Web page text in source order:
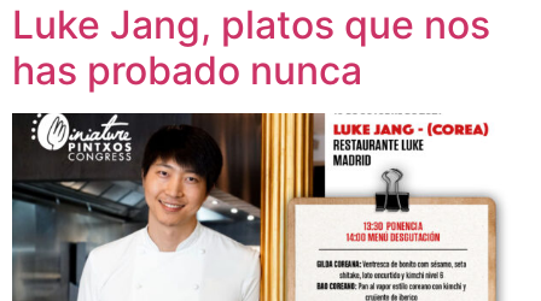
Luke Jang, platos que nos
has probado nunca